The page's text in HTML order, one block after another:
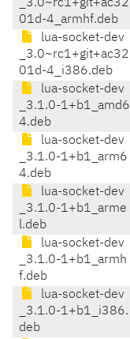
_3.0~rc1+git+ac32
01d-4_armhf.deb
lua-socket-dev
_3.0~rc1+git+ac32
01d-4_i386.deb
lua-socket-dev
_3.1.0-1+b1_amd6
4.deb
lua-socket-dev
_3.1.0-1+b1_arm6
4.deb
lua-socket-dev
_3.1.0-1+b1_arme
l.deb
lua-socket-dev
_3.1.0-1+b1_armh
f.deb
lua-socket-dev
_3.1.0-1+b1_i386.
deb